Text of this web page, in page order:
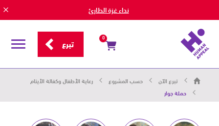
نداء غزة الطارئ
0 تبرع
قائمة
هيومان
أبيل
حاضرون
من
الإنسان
تبرع الآن حسب المشروع
رعاية الأطفال وكفالة الأيتام
حملة جوار